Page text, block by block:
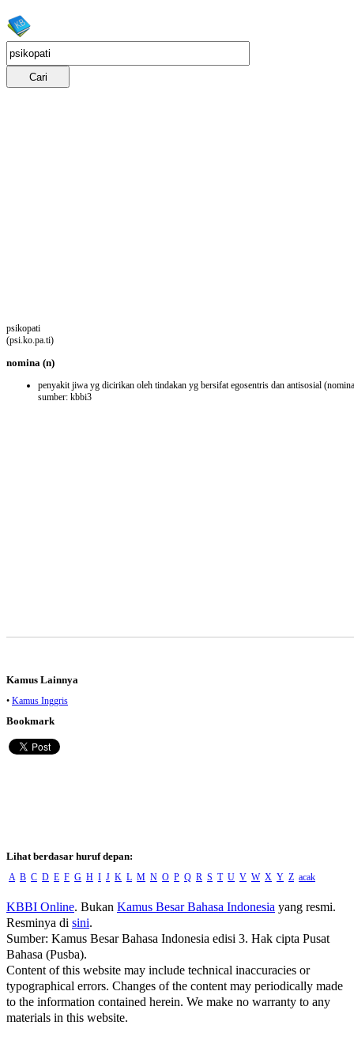
psikopati
(psi.ko.pa.ti)
nomina (n)
penyakit jiwa yg dicirikan oleh tindakan yg bersifat egosentris dan antisosial
sumber: kbbi3
Kamus Lainnya
• Kamus Inggris
Bookmark
Lihat berdasar huruf depan:
A B C D E F G H I J K L M N O P Q R S T U V W X Y Z acak
KBBI Online. Bukan Kamus Besar Bahasa Indonesia yang resmi.
Resminya di sini.
Sumber: Kamus Besar Bahasa Indonesia edisi 3. Hak cipta Pusat
Bahasa (Pusba).
Content of this website may include technical inaccuracies or
typographical errors. Changes of the content may periodically made
to the information contained herein. We make no warranty to any
materials in this website.